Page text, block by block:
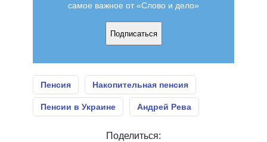
самое важное от «Слово и дело»
Подписаться
Пенсия Накопительная пенсия
Пенсии в Украине Андрей Рева
Поделиться: